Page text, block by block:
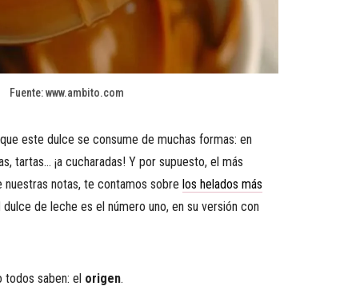
Fuente: www.ambito.com
este dulce se consume de muchas formas: en
tartas… ¡a cucharadas! Y por supuesto, el más
nuestras notas, te contamos sobre los helados más
dulce de leche es el número uno, en su versión con
todos saben: el origen.